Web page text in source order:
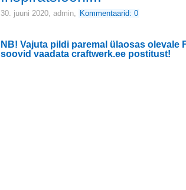
30. juuni 2020, admin, Kommentaarid: 0
NB! Vajuta pildi paremal ülaosas olevale
soovid vaadata craftwerk.ee postitust!